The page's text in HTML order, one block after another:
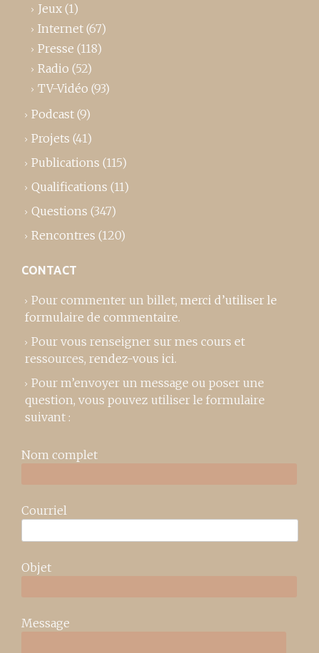
Jeux (1)
Internet (67)
Presse (118)
Radio (52)
TV-Vidéo (93)
Podcast (9)
Projets (41)
Publications (115)
Qualifications (11)
Questions (347)
Rencontres (120)
CONTACT
Pour commenter un billet, merci d’utiliser le
formulaire de commentaire.
Pour vous renseigner sur mes cours et
ressources, rendez-vous ici.
Pour m’envoyer un message ou poser une
question, vous pouvez utiliser le formulaire
suivant :
Nom complet
Courriel
Objet
Message